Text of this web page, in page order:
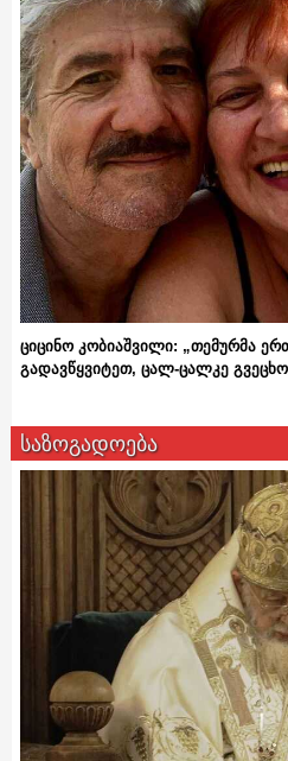
ციცინო კობიაშვილი: „თემურმა
გადავწყვიტეთ, ცალ-ცალკე
საზოგადოება